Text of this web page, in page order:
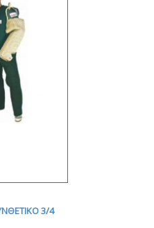
3/4